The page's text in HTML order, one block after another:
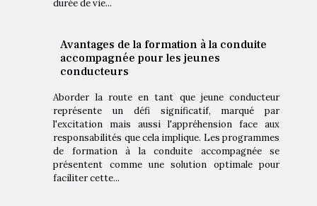
durée de vie...
Avantages de la formation à la conduite
accompagnée pour les jeunes
conducteurs
Aborder la route en tant que jeune conducteur
représente un défi significatif, marqué par
l'excitation mais aussi l'appréhension face aux
responsabilités que cela implique. Les programmes
de formation à la conduite accompagnée se
présentent comme une solution optimale pour
faciliter cette...